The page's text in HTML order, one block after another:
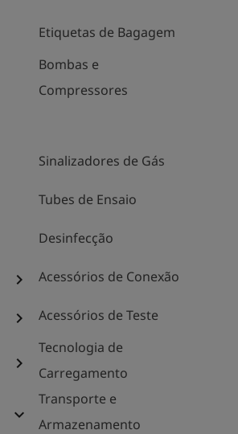
Etiquetas de Bagagem
Bombas e
Compressores
Sinalizadores de Gás
Tubes de Ensaio
Desinfecção
chevron_right Acessórios de Conexão
chevron_right Acessórios de Teste
chevron_right
Tecnologia de
Carregamento
expand_more
Transporte e
Armazenamento